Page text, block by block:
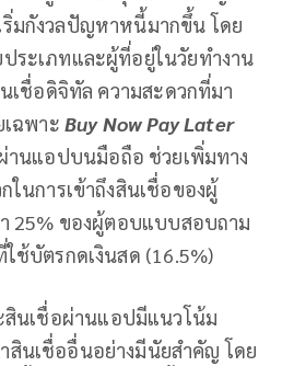
มกังวลปัญหาหนี้มากขึ้น โดย
ระเภทและผู้ที่อยู่ในวัยทำงาน
เชื่อดิจิทัล ความสะดวกที่มา
ฉพาะ Buy Now Pay Later
านแอปบนมือถือ ช่วยเพิ่มทาง
ในการเข้าถึงสินเชื่อของผู้
25% ของผู้ตอบแบบสอบถาม
ช้บัตรกดเงินสด (16.5%)
สินเชื่อผ่านแอปมีแนวโน้ม
สินเชื่ออื่นอย่างมีนัยสำคัญ โดย